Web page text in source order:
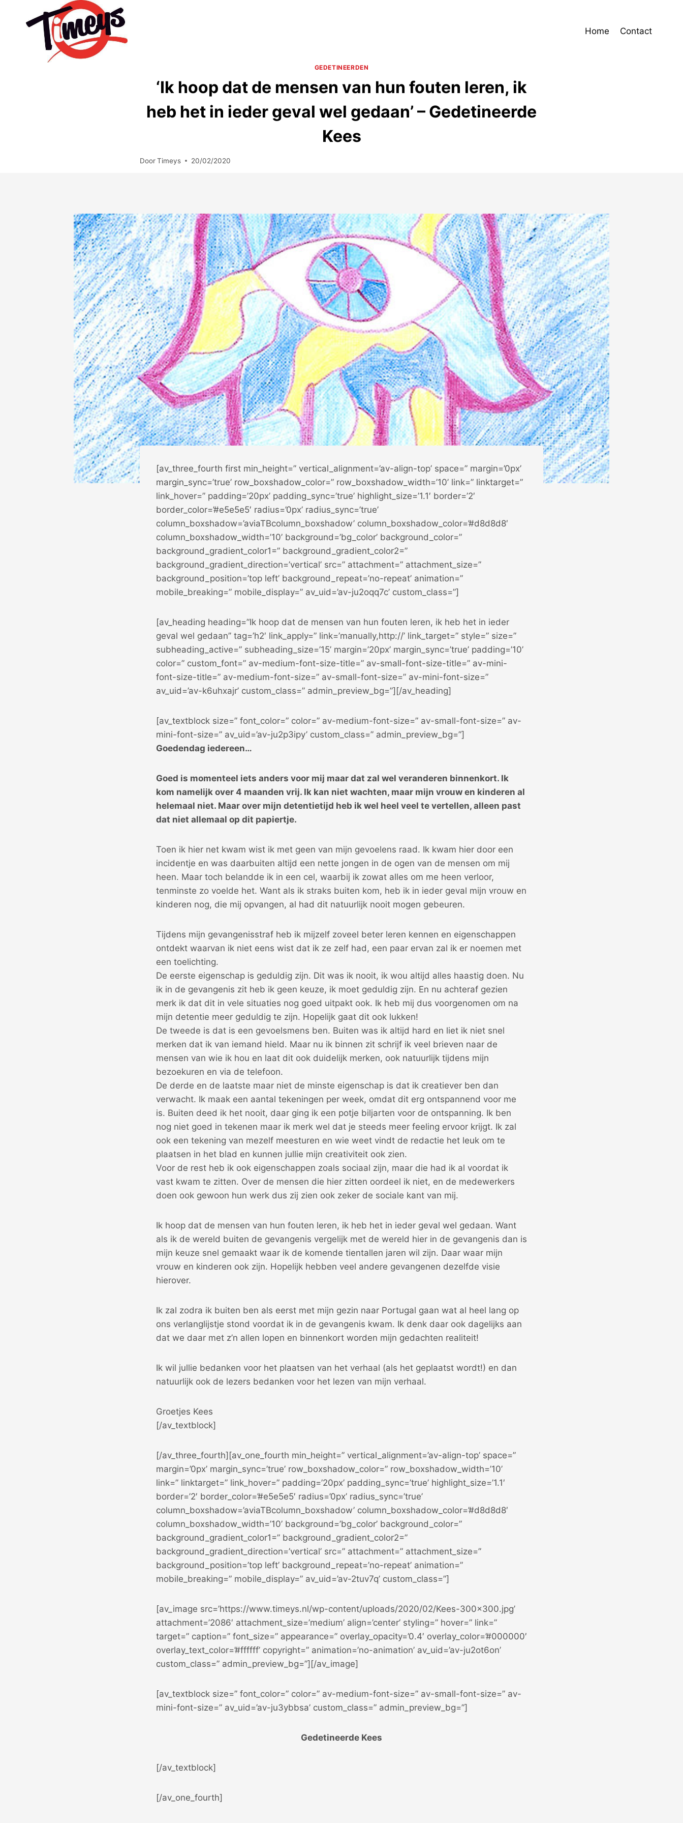
Home Contact
GEDETINEERDEN
‘Ik hoop dat de mensen van hun fouten leren, ik
heb het in ieder geval wel gedaan’ – Gedetineerde
Kees
DoorTimeys 20/02/2020
[av_three_fourth first min_height=” vertical_alignment=’av-align-top’ space=” margin=’0px’
margin_sync=’true’ row_boxshadow_color=” row_boxshadow_width=’10’ link=” linktarget=”
link_hover=” padding=’20px’ padding_sync=’true’ highlight_size=’1.1′ border=’2′
border_color=’#e5e5e5′ radius=’0px’ radius_sync=’true’
column_boxshadow=’aviaTBcolumn_boxshadow’ column_boxshadow_color=’#d8d8d8′
column_boxshadow_width=’10’ background=’bg_color’ background_color=”
background_gradient_color1=” background_gradient_color2=”
background_gradient_direction=’vertical’ src=” attachment=” attachment_size=”
background_position=’top left’ background_repeat=’no-repeat’ animation=”
mobile_breaking=” mobile_display=” av_uid=’av-ju2oqq7c’ custom_class=”]
[av_heading heading=’‘Ik hoop dat de mensen van hun fouten leren, ik heb het in ieder
geval wel gedaan’’ tag=’h2′ link_apply=” link=’manually,http://’ link_target=” style=” size=”
subheading_active=” subheading_size=’15’ margin=’20px’ margin_sync=’true’ padding=’10’
color=” custom_font=” av-medium-font-size-title=” av-small-font-size-title=” av-mini-
font-size-title=” av-medium-font-size=” av-small-font-size=” av-mini-font-size=”
av_uid=’av-k6uhxajr’ custom_class=” admin_preview_bg=”][/av_heading]
[av_textblock size=” font_color=” color=” av-medium-font-size=” av-small-font-size=” av-
mini-font-size=” av_uid=’av-ju2p3ipy’ custom_class=” admin_preview_bg=”]
Goedendag iedereen…
Goed is momenteel iets anders voor mij maar dat zal wel veranderen binnenkort. Ik
kom namelijk over 4 maanden vrij. Ik kan niet wachten, maar mijn vrouw en kinderen al
helemaal niet. Maar over mijn detentietijd heb ik wel heel veel te vertellen, alleen past
dat niet allemaal op dit papiertje.
Toen ik hier net kwam wist ik met geen van mijn gevoelens raad. Ik kwam hier door een
incidentje en was daarbuiten altijd een nette jongen in de ogen van de mensen om mij
heen. Maar toch belandde ik in een cel, waarbij ik zowat alles om me heen verloor,
tenminste zo voelde het. Want als ik straks buiten kom, heb ik in ieder geval mijn vrouw en
kinderen nog, die mij opvangen, al had dit natuurlijk nooit mogen gebeuren.
Tijdens mijn gevangenisstraf heb ik mijzelf zoveel beter leren kennen en eigenschappen
ontdekt waarvan ik niet eens wist dat ik ze zelf had, een paar ervan zal ik er noemen met
een toelichting.
De eerste eigenschap is geduldig zijn. Dit was ik nooit, ik wou altijd alles haastig doen. Nu
ik in de gevangenis zit heb ik geen keuze, ik moet geduldig zijn. En nu achteraf gezien
merk ik dat dit in vele situaties nog goed uitpakt ook. Ik heb mij dus voorgenomen om na
mijn detentie meer geduldig te zijn. Hopelijk gaat dit ook lukken!
De tweede is dat is een gevoelsmens ben. Buiten was ik altijd hard en liet ik niet snel
merken dat ik van iemand hield. Maar nu ik binnen zit schrijf ik veel brieven naar de
mensen van wie ik hou en laat dit ook duidelijk merken, ook natuurlijk tijdens mijn
bezoekuren en via de telefoon.
De derde en de laatste maar niet de minste eigenschap is dat ik creatiever ben dan
verwacht. Ik maak een aantal tekeningen per week, omdat dit erg ontspannend voor me
is. Buiten deed ik het nooit, daar ging ik een potje biljarten voor de ontspanning. Ik ben
nog niet goed in tekenen maar ik merk wel dat je steeds meer feeling ervoor krijgt. Ik zal
ook een tekening van mezelf meesturen en wie weet vindt de redactie het leuk om te
plaatsen in het blad en kunnen jullie mijn creativiteit ook zien.
Voor de rest heb ik ook eigenschappen zoals sociaal zijn, maar die had ik al voordat ik
vast kwam te zitten. Over de mensen die hier zitten oordeel ik niet, en de medewerkers
doen ook gewoon hun werk dus zij zien ook zeker de sociale kant van mij.
Ik hoop dat de mensen van hun fouten leren, ik heb het in ieder geval wel gedaan. Want
als ik de wereld buiten de gevangenis vergelijk met de wereld hier in de gevangenis dan is
mijn keuze snel gemaakt waar ik de komende tientallen jaren wil zijn. Daar waar mijn
vrouw en kinderen ook zijn. Hopelijk hebben veel andere gevangenen dezelfde visie
hierover.
Ik zal zodra ik buiten ben als eerst met mijn gezin naar Portugal gaan wat al heel lang op
ons verlanglijstje stond voordat ik in de gevangenis kwam. Ik denk daar ook dagelijks aan
dat we daar met z’n allen lopen en binnenkort worden mijn gedachten realiteit!
Ik wil jullie bedanken voor het plaatsen van het verhaal (als het geplaatst wordt!) en dan
natuurlijk ook de lezers bedanken voor het lezen van mijn verhaal.
Groetjes Kees
[/av_textblock]
[/av_three_fourth][av_one_fourth min_height=” vertical_alignment=’av-align-top’ space=”
margin=’0px’ margin_sync=’true’ row_boxshadow_color=” row_boxshadow_width=’10’
link=” linktarget=” link_hover=” padding=’20px’ padding_sync=’true’ highlight_size=’1.1′
border=’2′ border_color=’#e5e5e5′ radius=’0px’ radius_sync=’true’
column_boxshadow=’aviaTBcolumn_boxshadow’ column_boxshadow_color=’#d8d8d8′
column_boxshadow_width=’10’ background=’bg_color’ background_color=”
background_gradient_color1=” background_gradient_color2=”
background_gradient_direction=’vertical’ src=” attachment=” attachment_size=”
background_position=’top left’ background_repeat=’no-repeat’ animation=”
mobile_breaking=” mobile_display=” av_uid=’av-2tuv7q’ custom_class=”]
[av_image src=’https://www.timeys.nl/wp-content/uploads/2020/02/Kees-300×300.jpg’
attachment=’2086′ attachment_size=’medium’ align=’center’ styling=” hover=” link=”
target=” caption=” font_size=” appearance=” overlay_opacity=’0.4′ overlay_color=’#000000′
overlay_text_color=’#ffffff’ copyright=” animation=’no-animation’ av_uid=’av-ju2ot6on’
custom_class=” admin_preview_bg=”][/av_image]
[av_textblock size=” font_color=” color=” av-medium-font-size=” av-small-font-size=” av-
mini-font-size=” av_uid=’av-ju3ybbsa’ custom_class=” admin_preview_bg=”]
Gedetineerde Kees
[/av_textblock]
[/av_one_fourth]